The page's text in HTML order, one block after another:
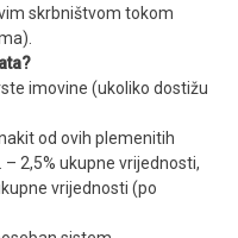
skrbništvom tokom
imovine (ukoliko dostižu
od ovih plemenitih
2,5% ukupne vrijednosti,
vrijednosti (po